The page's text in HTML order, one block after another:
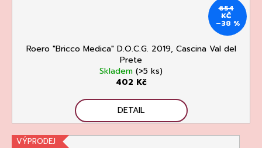
654
KČ
–38 %
Roero "Bricco Medica" D.O.C.G. 2019, Cascina Val del
Prete
Skladem (>5 ks)
402 Kč
DETAIL
VÝPRODEJ